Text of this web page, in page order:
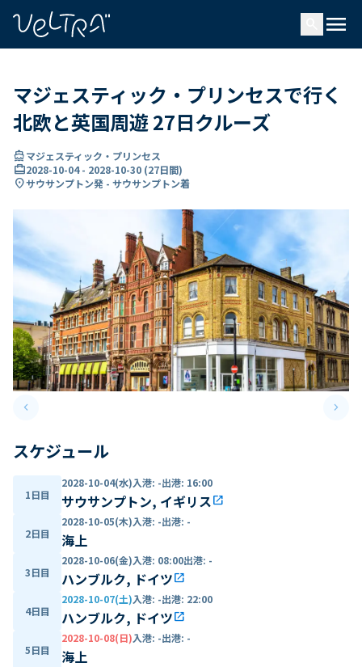
menu
マジェスティック・プリンセスで行く
北欧と英国周遊 27日クルーズ
directions_boatマジェスティック・プリンセス
card_travel2028-10-04- 2028-10-30 (27日間)
location_onサウサンプトン発 - サウサンプトン着
keyboard_arrow_leftPrevious slide keyboard_arrow_right
スケジュール
1日目
2028-10-04(水)入港: -出港: 16:00
サウサンプトン, イギリスopen_in_new
2日目
2028-10-05(木)入港: -出港: -
海上
3日目
2028-10-06(金)入港: 08:00出港: -
ハンブルク, ドイツopen_in_new
4日目
2028-10-07(土)入港: -出港: 22:00
ハンブルク, ドイツopen_in_new
5日目
2028-10-08(日)入港: -出港: -
海上